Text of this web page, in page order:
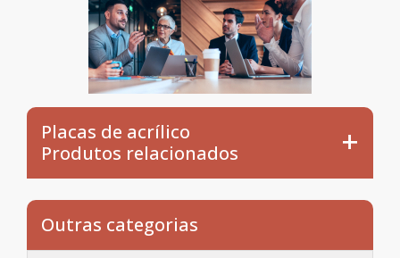
Placas de acrílico
Produtos relacionados
Outras categorias